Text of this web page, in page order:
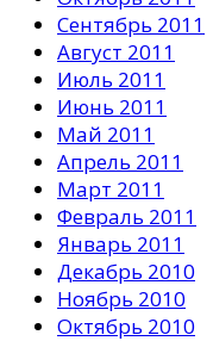
Сентябрь 2011
Август 2011
Июль 2011
Июнь 2011
Май 2011
Апрель 2011
Март 2011
Февраль 2011
Январь 2011
Декабрь 2010
Ноябрь 2010
Октябрь 2010